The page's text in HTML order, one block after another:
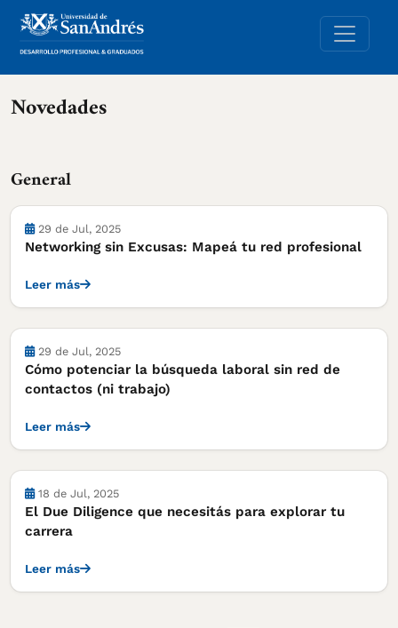
Novedades
General
29 de Jul, 2025
Networking sin Excusas: Mapeá tu red profesional
Leer más
29 de Jul, 2025
Cómo potenciar la búsqueda laboral sin red de
contactos (ni trabajo)
Leer más
18 de Jul, 2025
El Due Diligence que necesitás para explorar tu
carrera
Leer más